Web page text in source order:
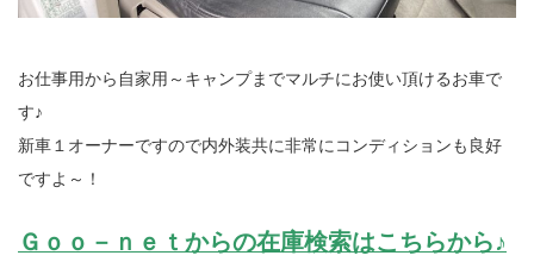
お仕事用から自家用～キャンプまでマルチにお使い頂けるお車で
す♪
新車１オーナーですので内外装共に非常にコンディションも良好
ですよ～！
Ｇｏｏ－ｎｅｔからの在庫検索はこちらから♪